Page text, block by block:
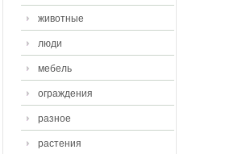
животные
люди
мебель
ограждения
разное
растения